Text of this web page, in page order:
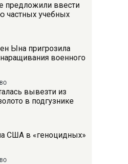
предложили ввести
частных учебных
Ына пригрозила
военного
вывезти из
в подгузнике
США в «геноцидных»